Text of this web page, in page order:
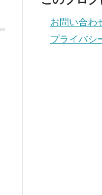
お問い合わ
プライバシ